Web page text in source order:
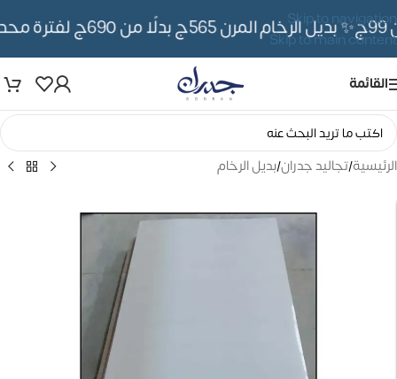
Skip to navigation
Skip to main content
✨ بديل الرخام المرن 565ج بدلًا من 690ج لفترة محدوده
القائمة
الرئيسية/تجاليد جدران/بديل الرخام